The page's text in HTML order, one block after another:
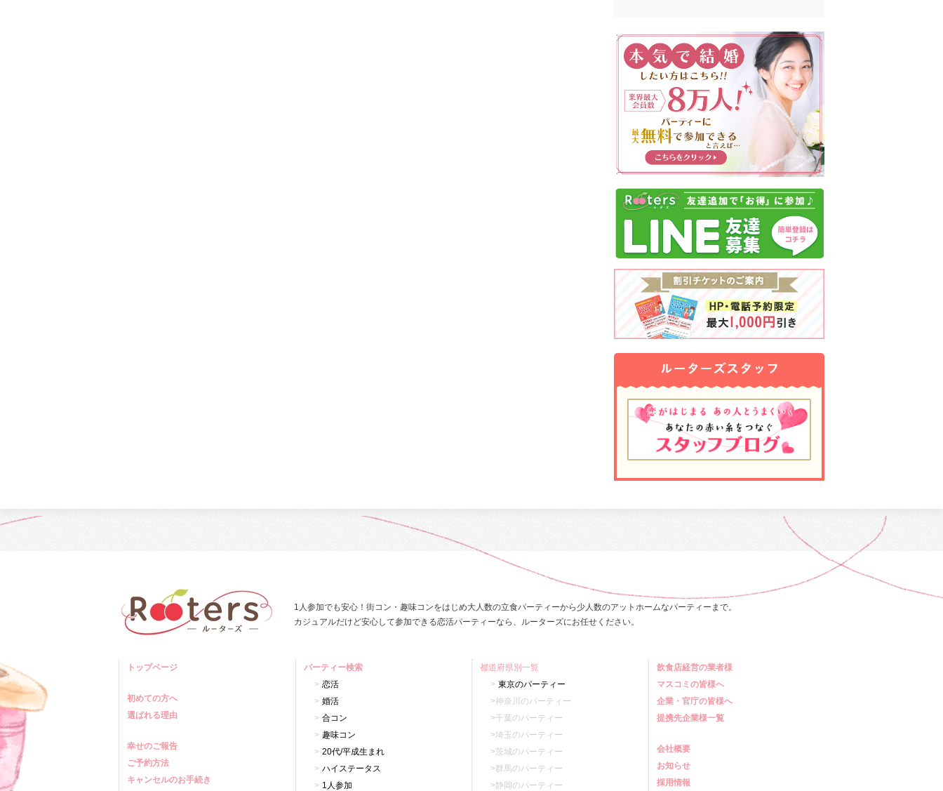
1人参加でも安心！街コン・趣味コンをはじめ大人数の立食パーティーから少人数のアットホームなパーティーまで。
カジュアルだけど安心して参加できる恋活パーティーなら、ルーターズにお任せください。
トップページ
初めての方へ
選ばれる理由
幸せのご報告
ご予約方法
キャンセルのお手続き
パーティー検索
恋活
婚活
合コン
趣味コン
20代/平成生まれ
ハイステータス
1人参加
都道府県別一覧
東京のパーティー
神奈川のパーティー
千葉のパーティー
埼玉のパーティー
茨城のパーティー
群馬のパーティー
静岡のパーティー
飲食店経営の業者様
マスコミの皆様へ
企業・官庁の皆様へ
提携先企業様一覧
会社概要
お知らせ
採用情報